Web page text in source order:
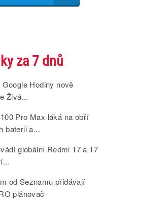
za 7 dnů
Hodiny nově
Živá...
Pro Max láká na obří
baterii a...
globální Redmi 17 a 17
od Seznamu přidávají
plánovač